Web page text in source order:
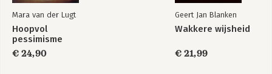
Mara van der Lugt
Hoopvol
pessimisme
€ 24,90
Geert Jan Blanken
Wakkere wijsheid
€ 21,99